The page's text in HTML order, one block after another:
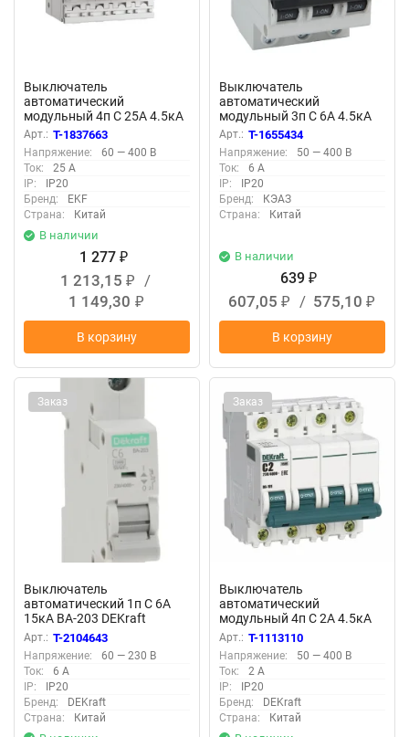
Выключатель
автоматический
модульный 4п C 25А 4.5кА
ВА 47-63N PROxima EKF
M634425C
Арт.: T-1837663
Напряжение:
60 — 400 В
Ток:
25 А
IP:
IP20
Бренд:
EKF
Страна:
Китай
В наличии
1 277 ₽
1 213,15 ₽
/
1 149,30 ₽
В корзину
Выключатель
автоматический
модульный 3п C 6А 4.5кА
ВА47-29 УХЛ3 КЭАЗ 318298
Арт.: T-1655434
Напряжение:
50 — 400 В
Ток:
6 А
IP:
IP20
Бренд:
КЭАЗ
Страна:
Китай
В наличии
639 ₽
607,05 ₽ / 575,10 ₽
В корзину
Заказ
Выключатель
автоматический 1п C 6А
15кА ВА-203 DEKraft
13454DEK
Арт.: T-2104643
Напряжение:
60 — 230 В
Ток:
6 А
IP:
IP20
Бренд:
DEKraft
Страна:
Китай
Заказ
Выключатель
автоматический
модульный 4п C 2А 4.5кА
ВА-101 DEKraft 11086DEK
Арт.: T-1113110
Напряжение:
50 — 400 В
Ток:
2 А
IP:
IP20
Бренд:
DEKraft
Страна:
Китай